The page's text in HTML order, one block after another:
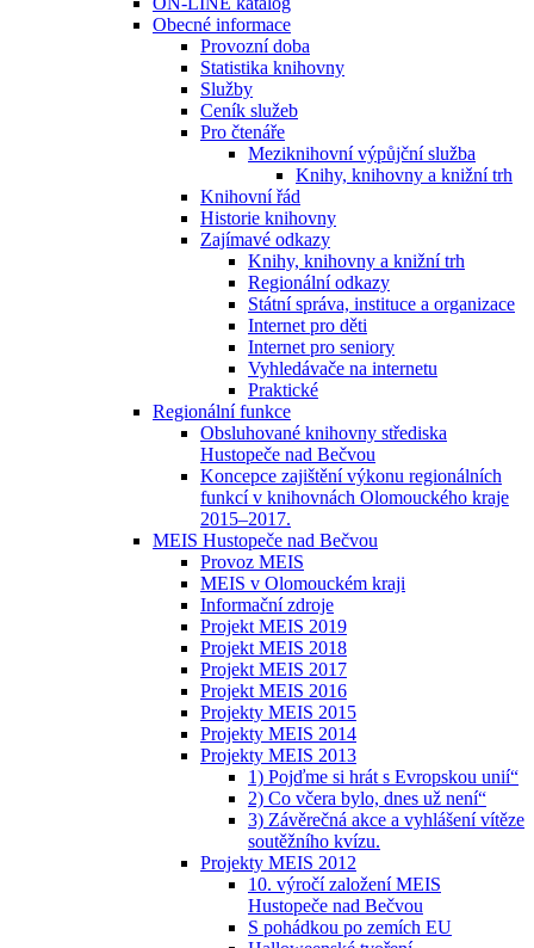
Obecné informace
Provozní doba
Statistika knihovny
Služby
Ceník služeb
Pro čtenáře
Meziknihovní výpůjční služba
Knihy, knihovny a knižní trh
Knihovní řád
Historie knihovny
Zajímavé odkazy
Knihy, knihovny a knižní trh
Regionální odkazy
Státní správa, instituce a organizace
Internet pro děti
Internet pro seniory
Vyhledávače na internetu
Praktické
Regionální funkce
Obsluhované knihovny střediska
Hustopeče nad Bečvou
Koncepce zajištění výkonu regionálních
funkcí v knihovnách Olomouckého kraje
2015–2017.
MEIS Hustopeče nad Bečvou
Provoz MEIS
MEIS v Olomouckém kraji
Informační zdroje
Projekt MEIS 2019
Projekt MEIS 2018
Projekt MEIS 2017
Projekt MEIS 2016
Projekty MEIS 2015
Projekty MEIS 2014
Projekty MEIS 2013
1) Pojďme si hrát s Evropskou unií“
2) Co včera bylo, dnes už není“
3) Závěrečná akce a vyhlášení vítěze
soutěžního kvízu.
Projekty MEIS 2012
10. výročí založení MEIS
Hustopeče nad Bečvou
S pohádkou po zemích EU